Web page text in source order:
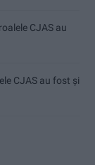
CJAS au
CJAS au fost și